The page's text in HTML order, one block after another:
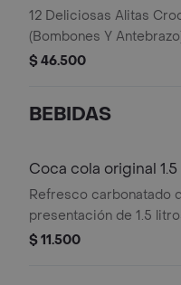
12 Deliciosas Alitas
(Bombones Y
las salsas de tu elección
Bbq, Miel Mostaza y
$ 46.500
BEBIDAS
Coca cola original 1.5
Refresco carbonatado
presentación de 1.5
$ 11.500